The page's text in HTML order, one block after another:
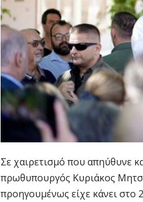
Σε χαιρετισμό που απηύθυνε
πρωθυπουργός Κυριάκος
προηγουμένως είχε κάνει στο